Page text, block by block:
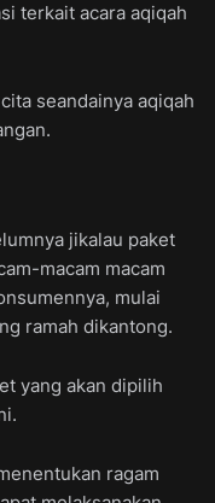
terkait acara aqiqah
seandainya aqiqah
jikalau paket
macam macam
mulai
ramah dikantong.
yang akan dipilih
ragam